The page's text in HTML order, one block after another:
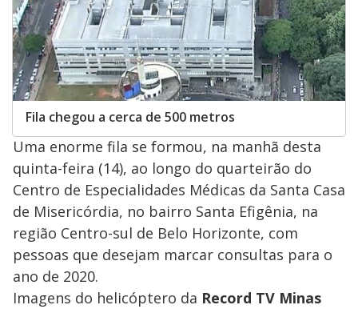
Fila chegou a cerca de 500 metros
Uma enorme fila se formou, na manhã desta
quinta-feira (14), ao longo do quarteirão do
Centro de Especialidades Médicas da Santa Casa
de Misericórdia, no bairro Santa Efigênia, na
região Centro-sul de Belo Horizonte, com
pessoas que desejam marcar consultas para o
ano de 2020.
Imagens do helicóptero da Record TV Minas